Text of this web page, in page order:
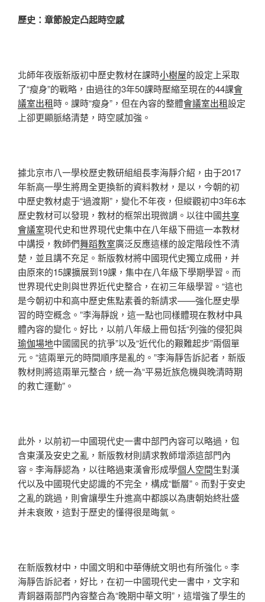
歷史：章節設定凸起時空感
北師年夜版新版初中歷史教材在課時小樹屋的設定上采取
了“瘦身”的戰略，由過往的3年50課時壓縮至現在的44課會
議室出租時。課時“瘦身”，但在內容的整體會議室出租設定
上卻更顯脈絡清楚，時空感加強。
據北京市八一學校歷史教研組組長李海靜介紹，由于2017
年新高一學生將周全更換新的資料教材，是以，今朝的初
中歷史教材處于“過渡期”，變化不年夜，但縱觀初中3年6本
歷史教材可以發現，教材的框架出現微調。以往中國共享
會議室現代史和世界現代史集中在八年級下冊這一本教材
中講授，教師們舞蹈教室廣泛反應這樣的設定階段性不清
楚，並且講不充足。新版教材將中國現代史獨立成冊，并
由原來的15課擴展到19課，集中在八年級下學期學習。而
世界現代史則與世界近代史整合，在初三年級學習。“這也
是今朝初中和高中歷史焦點素養的新請求——強化歷史學
習的時空概念。”李海靜說，這一點也同樣體現在教材中具
體內容的變化。好比，以前八年級上冊包括“列強的侵犯與
瑜伽場地中國國民的抗爭”以及“近代化的艱難起步”兩個單
元。“這兩單元的時間順序是亂的。”李海靜告訴記者，新版
教材則將這兩單元整合，統一為“平易近族危機與晚清時期
的救亡運動”。
此外，以前初一中國現代史一書中部門內容可以略過，包
含東漢及安史之亂，新版教材則請求教師增添這部門內
容。李海靜認為，以往略過東漢會形成學個人空間生對漢
代以及中國現代史認識的不完全，構成“斷層”。而對于安史
之亂的跳過，則會讓學生升進高中都誤以為唐朝始終壯盛
并未衰敗，這對于歷史的懂得很是晦氣。
在新版教材中，中國文明和中華傳統文明也有所強化。李
海靜告訴記者，好比，在初一中國現代史一書中，文字和
青銅器兩部門內容整合為“晚期中華文明”，這增強了學生的